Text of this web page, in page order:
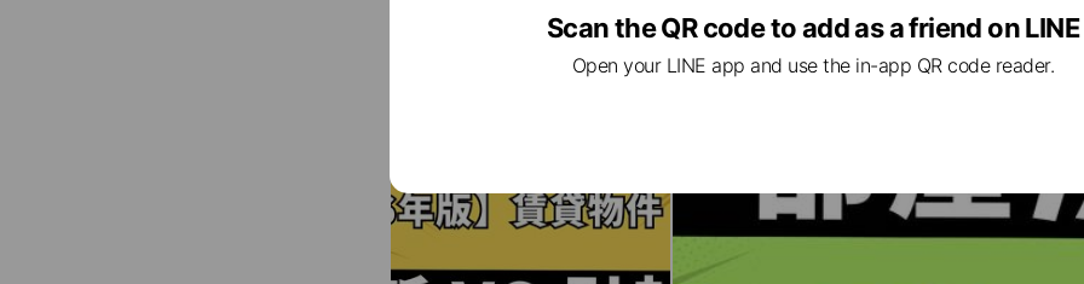
Scan the QR code to add as a friend on LINE
Open your LINE app and use the in-app QR code reader.